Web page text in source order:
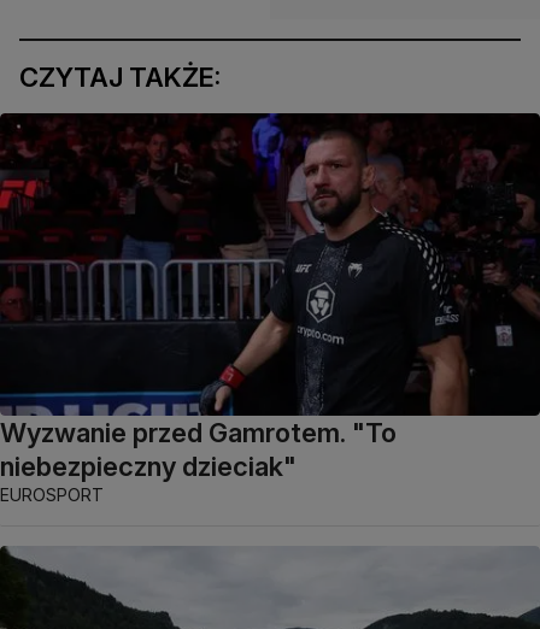
CZYTAJ TAKŻE:
Wyzwanie przed Gamrotem. "To
niebezpieczny dzieciak"
EUROSPORT